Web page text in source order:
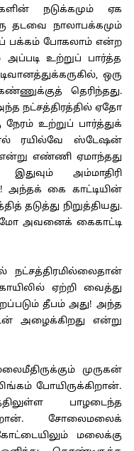
நடுக்கமும் ஏக
தடவை நாலாபக்கமும்
பக்கம் போகலாம் என்ற
உற்றுப் பார்த்த
ஒரு
தெரிந்தது.
நட்சத்திரத்தில் ஏதோ
உற்றுப் பார்த்துக்
ரயில்வே ஸ்டேஷன்
எண்ணி ஏமாந்தது
அம்மாதிரி
கை காட்டியின்
தடுத்து நிறுத்தியது.
அவனைக் கைகாட்டி
ஏற்றி வைத்து
தீபம் அது! அந்த
அழைக்கிறது என்று
முருகன்
போயிருக்கிறான்.
பாழடைந்த
சோலைமலைக்
மலைக்கு